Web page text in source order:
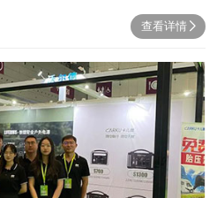
查看详情 next